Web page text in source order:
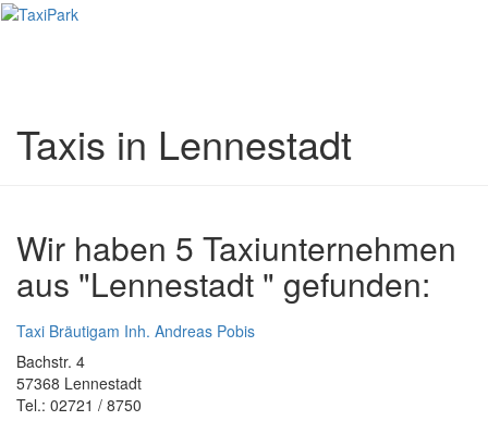
Taxis in Lennestadt
Wir haben 5 Taxiunternehmen
aus "Lennestadt " gefunden:
Taxi Bräutigam Inh. Andreas Pobis
Bachstr. 4
57368 Lennestadt
Tel.: 02721 / 8750